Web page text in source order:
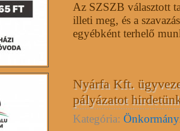
Az SZSZB választott
illeti meg, és a
egyébként terhelő
Nyárfa Kft.
pályázatot
Kategória: